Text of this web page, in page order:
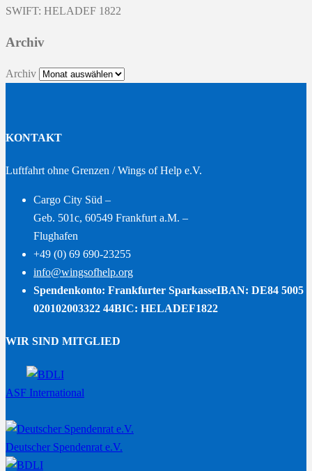
SWIFT: HELADEF 1822
Archiv
Archiv
KONTAKT
Luftfahrt ohne Grenzen / Wings of Help e.V.
Cargo City Süd –
Geb. 501c, 60549 Frankfurt a.M. –
Flughafen
+49 (0) 69 690-23255
info@wingsofhelp.org
Spendenkonto: Frankfurter SparkasseIBAN: DE84 5005
020102003322 44BIC: HELADEF1822
WIR SIND MITGLIED
ASF International
Deutscher Spendenrat e.V.